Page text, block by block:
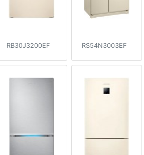
RB30J3200EF RS54N3003EF